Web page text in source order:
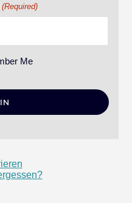
(Required)
Me